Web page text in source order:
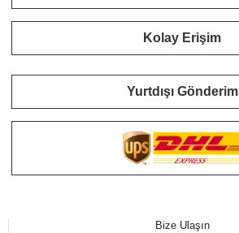
Kolay Erişim
Yurtdışı Gönderim
Bize Ulaşın